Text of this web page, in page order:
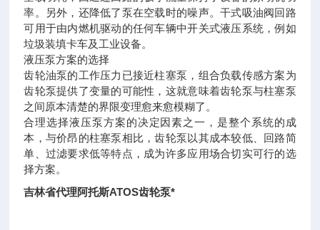
率。另外，还降低了泵在空载时的噪声。干式吸油阀回路
可用于由内燃机驱动的任何车辆中开关式液压系统，例如
垃圾装填卡车及工业设备。
液压泵方案的选择
齿轮油泵的工作压力已接近柱塞泵，组合负载传感方案为
齿轮泵提供了变量的可能性，这就意味着齿轮泵与柱塞泵
之间原本清楚的界限变理愈来愈模糊了。
合理选择液压泵方案的决定因素之一，是整个系统的成
本，与价昂的柱塞泵相比，齿轮泵以其成本较低、回路简
单、过滤要求低等特点，成为许多应用场合切实可行的选
择方案。
吉林省代理阿托斯ATOS齿轮泵*